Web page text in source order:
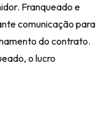
Franqueado e
comunicação para
do contrato.
o lucro